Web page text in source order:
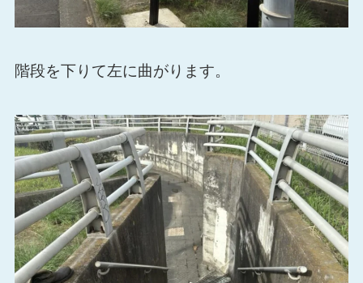
階段を下りて左に曲がります。